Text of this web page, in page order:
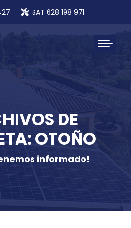
SAT 628 198 971
DE
OTOÑO
informado!